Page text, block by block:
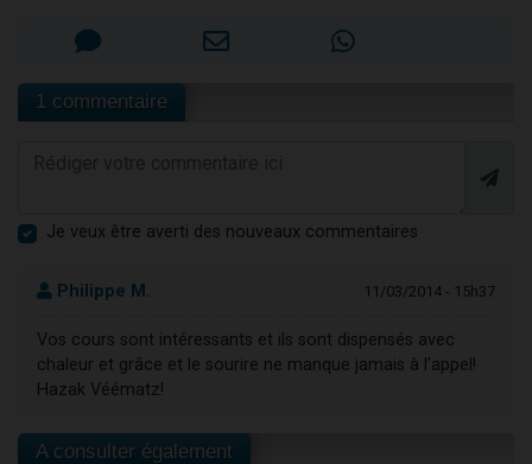
1 commentaire
Je veux être averti des nouveaux commentaires
Philippe M. 11/03/2014 - 15h37
Vos cours sont intéressants et ils sont dispensés avec
chaleur et grâce et le sourire ne manque jamais à l'appel!
Hazak Véématz!
A consulter également